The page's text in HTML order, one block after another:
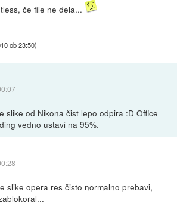
če file ne dela...
ob 23:50)
slike od Nikona čist lepo odpira :D Office
vedno ustavi na 95%.
slike opera res čisto normalno prebavi,